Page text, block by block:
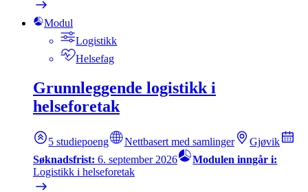
Modul
Logistikk
Helsefag
Grunnleggende logistikk i
helseforetak
5 studiepoeng Nettbasert med samlinger
Gjøvik
Søknadsfrist: 6. september 2026
Modulen inngår i:
Logistikk i helseforetak